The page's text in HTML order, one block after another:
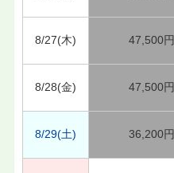
8/27(木) 47,500円
8/28(金) 47,500円
8/29(土) 36,200円